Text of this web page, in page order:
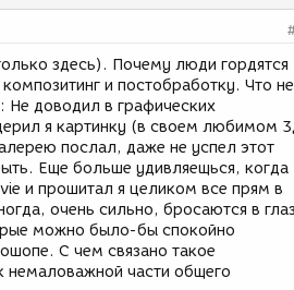
здесь). Почему люди гордятся
и постобработку. Что не
Не доводил в графических
я картинку (в своем любимом
послал, даже не успел этот
Еще больше удивляещься, когда
и прошитал я целиком все прям в
очень сильно, бросаются в
можно было-бы спокойно
С чем связано такое
немаловажной части общего